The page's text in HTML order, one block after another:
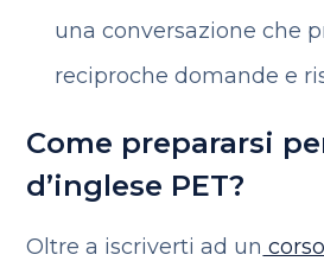
una conversazione che
reciproche domande e
Come prepararsi
d’inglese PET?
Oltre a iscriverti ad un